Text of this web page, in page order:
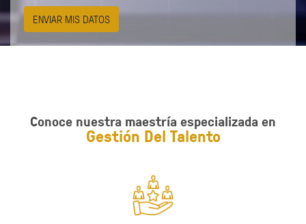
ENVIAR MIS DATOS
Conoce nuestra maestría especializada en
Gestión Del Talento